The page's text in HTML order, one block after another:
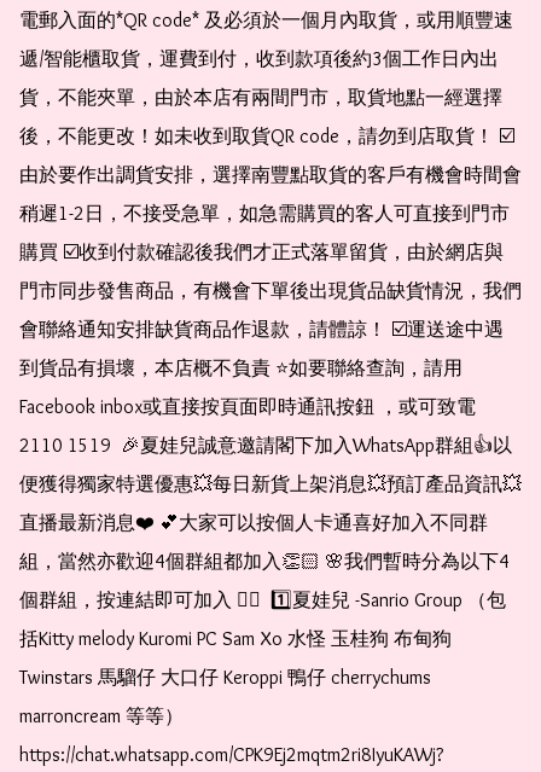
電郵入面的*QR code* 及必須於一個月內取貨，或用順豐速
遞/智能櫃取貨，運費到付，收到款項後約3個工作日內出
貨，不能夾單，由於本店有兩間門市，取貨地點一經選擇
後，不能更改！如未收到取貨QR code，請勿到店取貨！ ☑️
由於要作出調貨安排，選擇南豐點取貨的客戶有機會時間會
稍遲1-2日，不接受急單，如急需購買的客人可直接到門市
購買 ☑️收到付款確認後我們才正式落單留貨，由於網店與
門市同步發售商品，有機會下單後出現貨品缺貨情況，我們
會聯絡通知安排缺貨商品作退款，請體諒！ ☑️運送途中遇
到貨品有損壞，本店概不負責 ⭐️如要聯絡查詢，請用
Facebook inbox或直接按頁面即時通訊按鈕 ，或可致電
2110 1519  🎉夏娃兒誠意邀請閣下加入WhatsApp群組👍以
便獲得獨家特選優惠💥每日新貨上架消息💥預訂產品資訊💥
直播最新消息❤️ 💕大家可以按個人卡通喜好加入不同群
組，當然亦歡迎4個群組都加入👏🏻 🌸我們暫時分為以下4
個群組，按連結即可加入 👇🏻  1️⃣夏娃兒 -Sanrio Group （包
括Kitty melody Kuromi PC Sam Xo 水怪 玉桂狗 布甸狗
Twinstars 馬騮仔 大口仔 Keroppi 鴨仔 cherrychums
marroncream 等等）
https://chat.whatsapp.com/CPK9Ej2mqtm2ri8IyuKAWj?